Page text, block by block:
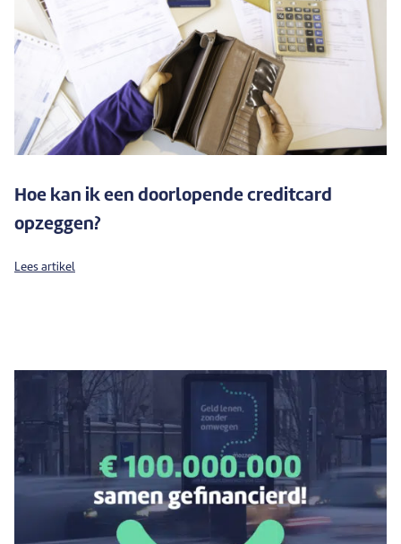
Hoe kan ik een doorlopende creditcard
opzeggen?
Lees artikel